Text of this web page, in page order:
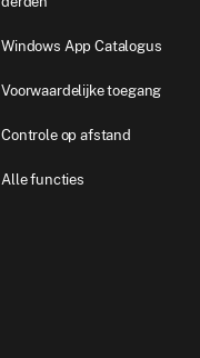
Windows App Catalogus
Voorwaardelijke toegang
Controle op afstand
Alle functies